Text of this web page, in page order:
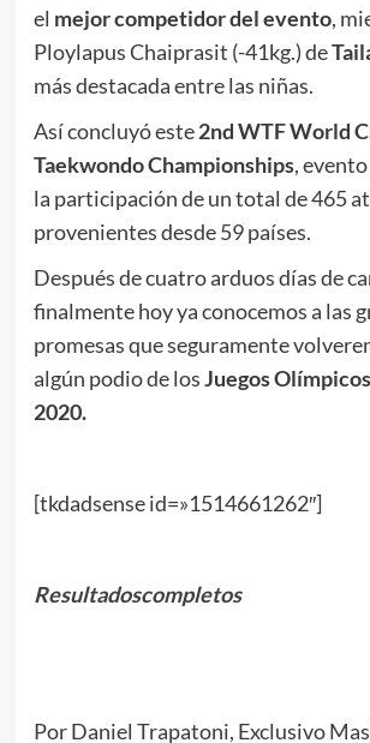
el mejor competidor del evento,
Ploylapus Chaiprasit (-41kg.) de
más destacada entre las niñas.
Así concluyó este2nd WTF World
Taekwondo Championships,
la participación de un total de 465
provenientes desde 59 países.
Después de cuatro arduos días de
finalmente hoy ya conocemos a las
promesas que seguramente
algún podio de losJuegos
2020.
[tkdadsense id=»1514661262″]
Resultadoscompletos
Por Daniel Trapatoni, Exclusivo